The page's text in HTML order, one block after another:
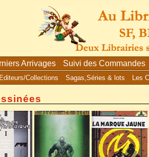
Arrivages Suivi des Commandes
Editeurs/Collections Sagas,Séries & lots Les